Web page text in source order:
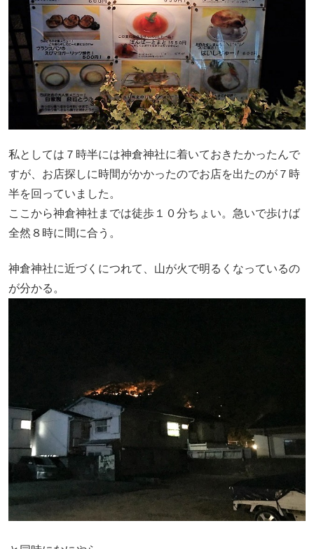
私としては７時半には神倉神社に着いておきたかったんで
すが、お店探しに時間がかかったのでお店を出たのが７時
半を回っていました。
ここから神倉神社までは徒歩１０分ちょい。急いで歩けば
全然８時に間に合う。
神倉神社に近づくにつれて、山が火で明るくなっているの
が分かる。